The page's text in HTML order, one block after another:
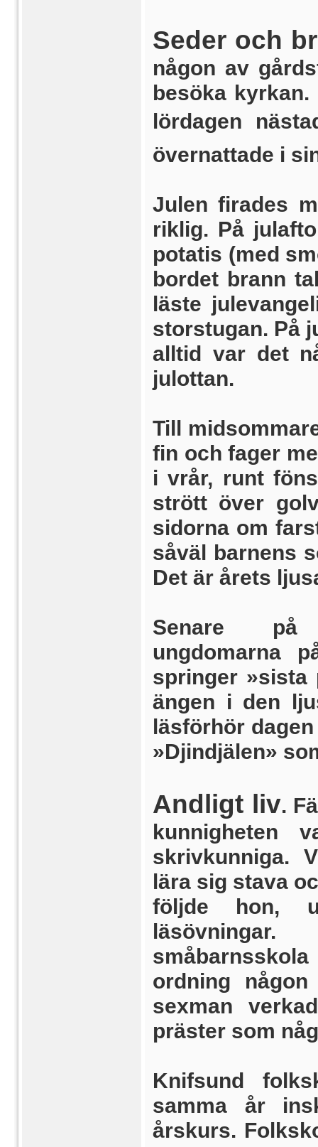
Seder och
någon av
besöka
lördagen 
övernattade i
Julen firades
riklig. På
potatis (med
bordet brann
läste
storstugan. På
alltid var det
julottan.
Till
fin och fager
i vrår, runt
strött över
sidorna om
såväl barnens
Det är årets
Senare på
ungdomarna
springer »sista
ängen i den
läsförhör
»Djindjälen»
Andligt liv.
kunnigheten
skrivkunniga.
lära sig stava
följde hon,
ordning
sexman
präster som
Knifsund
samma år
årskurs.